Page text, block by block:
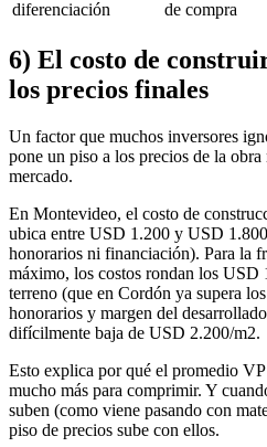
diferenciación
de compra
6) El costo de
los precios finales
Un factor que muchos inversores
pone un piso a los precios de la
mercado.
En Montevideo, el costo de
ubica entre USD 1.200 y USD
honorarios ni financiación). Para la
máximo, los costos rondan los USD
terreno (que en Cordón ya supera
honorarios y margen del
difícilmente baja de USD 2.200/m2.
Esto explica por qué el promedio
mucho más para comprimir. Y
suben (como viene pasando con
piso de precios sube con ellos.